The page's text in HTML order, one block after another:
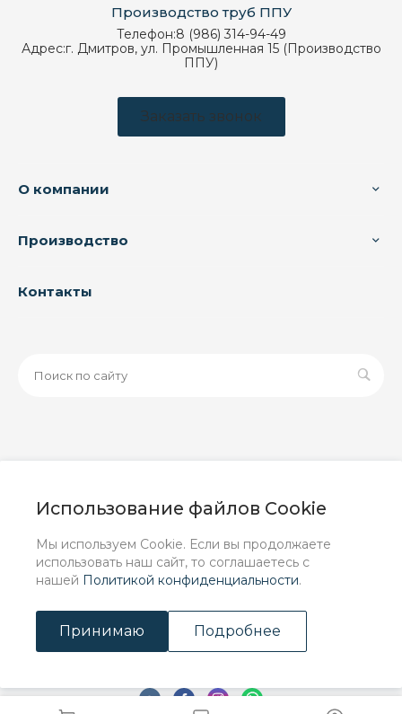
Использование файлов Cookie
Мы используем Cookie. Если вы продолжаете
использовать наш сайт, то соглашаетесь с
нашей Политикой конфиденциальности.
Принимаю Подробнее
Производство труб ППУ
Телефон:8 (986) 314-94-49
Адрес:г. Дмитров, ул. Промышленная 15 (Производство
ППУ)
Заказать звонок
О компании
Производство
Контакты
информационный характер и ни при каких условиях не
положениями Статьи 437 (2) ГК РФ.